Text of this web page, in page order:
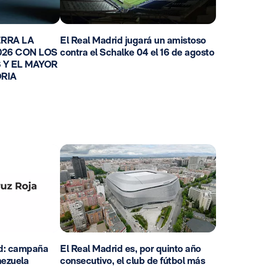
LA
CON LOS
EL MAYOR
El Real Madrid jugará un amistoso
contra el Schalke 04 el 16 de agosto
campaña
El Real Madrid es, por quinto año
consecutivo, el club de fútbol más